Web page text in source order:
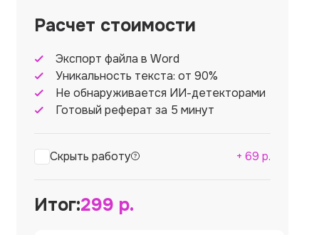
Расчет стоимости
Экспорт файла в Word
Уникальность текста: от 90%
Не обнаруживается ИИ-детекторами
Готовый реферат за 5 минут
Скрыть работу + 69 р.
Итог:299 р.